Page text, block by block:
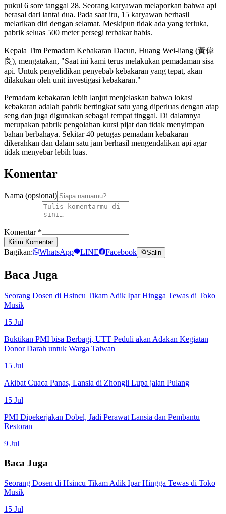
pukul 6 sore tanggal 28. Seorang karyawan melaporkan bahwa api
berasal dari lantai dua. Pada saat itu, 15 karyawan berhasil
melarikan diri dengan selamat. Meskipun tidak ada yang terluka,
pabrik seluas 500 meter persegi terbakar habis.
Kepala Tim Pemadam Kebakaran Dacun, Huang Wei-liang (黃偉
良), mengatakan, "Saat ini kami terus melakukan pemadaman sisa
api. Untuk penyelidikan penyebab kebakaran yang tepat, akan
dilakukan oleh unit investigasi kebakaran."
Pemadam kebakaran lebih lanjut menjelaskan bahwa lokasi
kebakaran adalah pabrik bertingkat satu yang diperluas dengan atap
seng dan juga digunakan sebagai tempat tinggal. Di dalamnya
merupakan pabrik pengolahan kursi pijat dan tidak menyimpan
bahan berbahaya. Sekitar 40 petugas pemadam kebakaran
dikerahkan dan dalam satu jam berhasil mengendalikan api agar
tidak menyebar lebih luas.
Komentar
Nama (opsional)
Komentar *
Kirim Komentar
Bagikan: WhatsApp LINE Facebook Salin
Baca Juga
Seorang Dosen di Hsincu Tikam Adik Ipar Hingga Tewas di Toko
Musik
15 Jul
Buktikan PMI bisa Berbagi, UTT Peduli akan Adakan Kegiatan
Donor Darah untuk Warga Taiwan
15 Jul
Akibat Cuaca Panas, Lansia di Zhongli Lupa jalan Pulang
15 Jul
PMI Dipekerjakan Dobel, Jadi Perawat Lansia dan Pembantu
Restoran
9 Jul
Baca Juga
Seorang Dosen di Hsincu Tikam Adik Ipar Hingga Tewas di Toko
Musik
15 Jul